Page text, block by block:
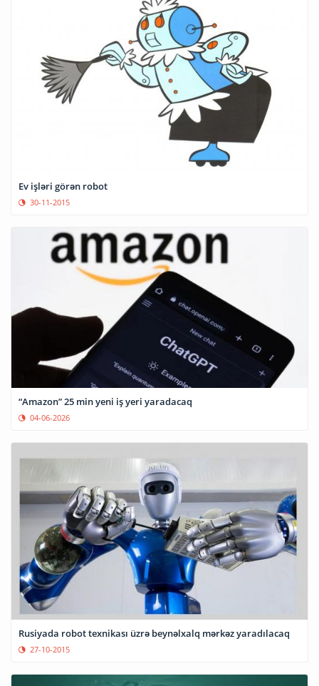
Ev işləri görən robot
30-11-2015
“Amazon” 25 min yeni iş yeri yaradacaq
04-06-2026
Rusiyada robot texnikası üzrə beynəlxalq mərkəz yaradılacaq
27-10-2015